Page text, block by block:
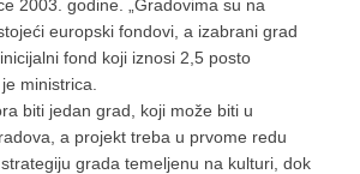
2003. godine. „Gradovima su na
europski fondovi, a izabrani grad
fond koji iznosi 2,5 posto
ministrica.
biti jedan grad, koji može biti u
a projekt treba u prvome redu
grada temeljenu na kulturi, dok